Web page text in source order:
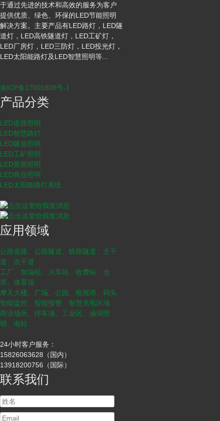
于通过先进的技术和高效的服务为客户
提供优质、绿色、环保的LED节能照明
解决方案。主要产品有LED路灯，LED隧
道灯，LED高铁隧道灯，LED工矿灯，
LED厂房灯，LED三防灯，LED投光灯，
LED太阳能路灯及LED智慧照明等...
渝ICP备17001808号-1
产品分类
LED道路照明
LED智慧路灯
LED隧道照明
LED工矿照明
LED景观照明
LED商业照明
LED太阳能路灯系统
应用领域
公路道路、公路隧道、铁路隧道、主干
道、次干道
工厂、加油站、火车站、收费站、仓
库、体育场
摩天大楼、广场、公园、电视塔、码头
智能监控、智能报警、智慧充电区域
商业场所、停车场、工业区、涵洞照
明、电站
24小时客户服务：
15826063628（国内）
13918200756（国际）
联系我们